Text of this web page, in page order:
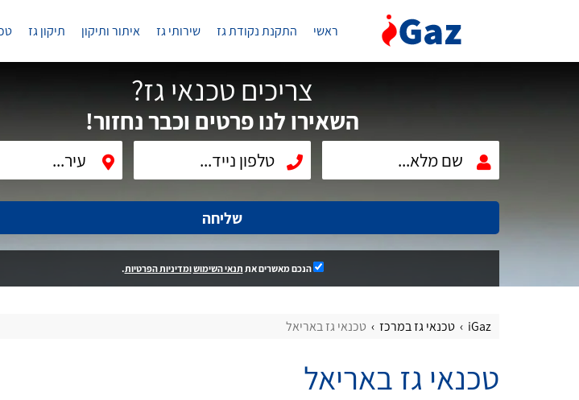
ראשי התקנת נקודת גז שירותי גז איתור ותיקון תיקון גז
צריכים טכנאי גז?
השאירו לנו פרטים וכבר נחזור!
שליחה
הנכם מאשרים את תנאי השימושומדיניות הפרטיות.
iGaz טכנאי גז במרכז טכנאי גז באריאל
טכנאי גז באריאל